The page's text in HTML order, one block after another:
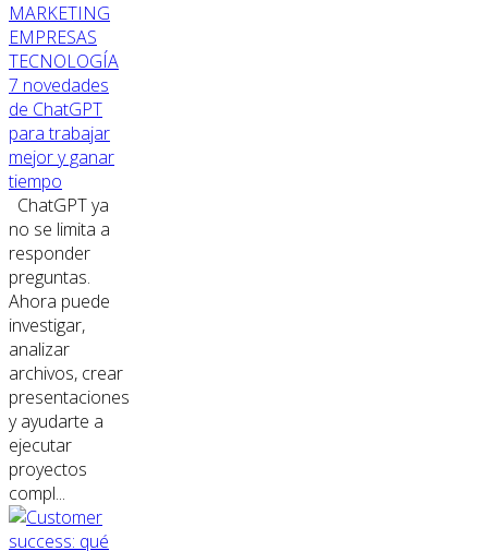
MARKETING
EMPRESAS
TECNOLOGÍA
7 novedades
de ChatGPT
para trabajar
mejor y ganar
tiempo
ChatGPT ya
no se limita a
responder
preguntas.
Ahora puede
investigar,
analizar
archivos, crear
presentaciones
y ayudarte a
ejecutar
proyectos
compl...